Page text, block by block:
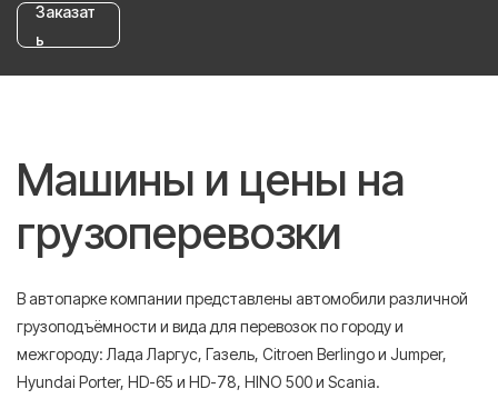
Заказат
ь
Машины и цены на
грузоперевозки
В автопарке компании представлены автомобили различной
грузоподъёмности и вида для перевозок по городу и
межгороду: Лада Ларгус, Газель, Citroen Berlingo и Jumper,
Hyundai Porter, HD-65 и HD-78, HINO 500 и Scania.